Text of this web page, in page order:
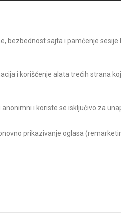
bezbednost sajta i pamćenje sesije
i korišćenje alata trećih strana
i koriste se isključivo za
prikazivanje oglasa